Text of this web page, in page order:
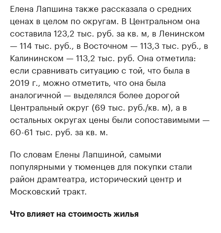
Елена Лапшина также рассказала о средних
ценах в целом по округам. В Центральном она
составила 123,2 тыс. руб. за кв. м, в Ленинском
— 114 тыс. руб., в Восточном — 113,3 тыс. руб., в
Калининском — 113,2 тыс. руб. Она отметила:
если сравнивать ситуацию с той, что была в
2019 г., можно отметить, что она была
аналогичной — выделялся более дорогой
Центральный округ (69 тыс. руб./кв. м), а в
остальных округах цены были сопоставимыми —
60-61 тыс. руб. за кв. м.
По словам Елены Лапшиной, самыми
популярными у тюменцев для покупки стали
район драмтеатра, исторический центр и
Московский тракт.
Что влияет на стоимость жилья